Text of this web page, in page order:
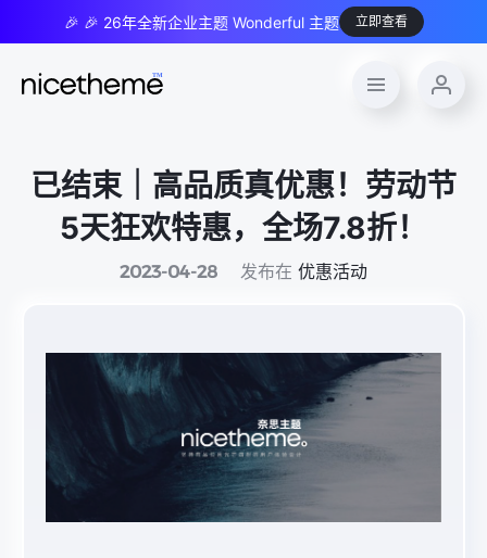
🎉 🎉 26年全新企业主题 Wonderful 主题 立即查看
已结束｜高品质真优惠！劳动节
5天狂欢特惠，全场7.8折！
2023-04-28 发布在 优惠活动